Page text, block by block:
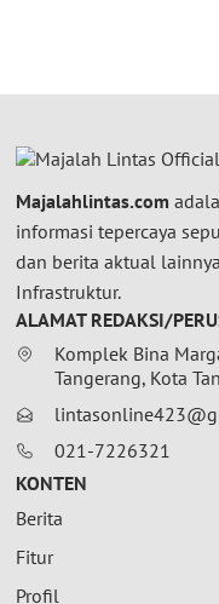
Majalahlintas.com
informasi tepercaya
dan berita aktual
Infrastruktur.
ALAMAT REDAKSI/
Komplek Bina
Tangerang, Kota
021-7226321
KONTEN
Berita
Fitur
Profil